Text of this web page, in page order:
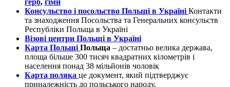
герб, гімн
Консульство і посольство Польщі в Україні Контакти
та знаходження Посольства та Генеральних консульств
Республіки Польща в Україні
Візові центри Польщі в Україні
Карта Польщі Польща – достатньо велика держава,
площа більше 300 тисяч квадратних кілометрів і
населення понад 38 мільйонів чоловік
Карта поляка це документ, який підтверджує
приналежність до польського народу.